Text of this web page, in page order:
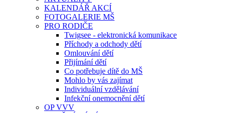
KALENDÁŘ AKCÍ
FOTOGALERIE MŠ
PRO RODIČE
Twigsee - elektronická komunikace
Příchody a odchody dětí
Omlouvání dětí
Přijímání dětí
Co potřebuje dítě do MŠ
Mohlo by vás zajímat
Individuální vzdělávání
Infekční onemocnění dětí
OP VVV